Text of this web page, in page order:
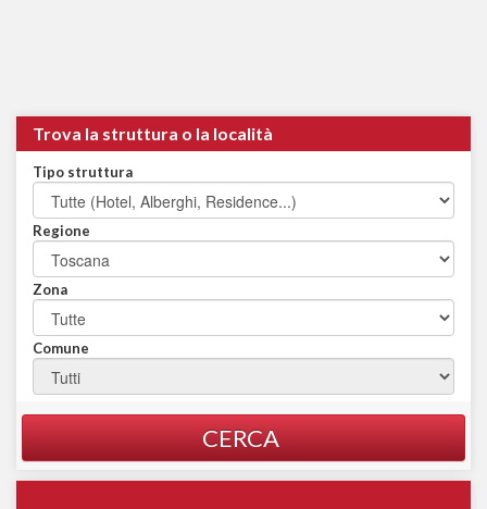
Trova la struttura o la località
Tipo struttura
Regione
Zona
Comune
CERCA